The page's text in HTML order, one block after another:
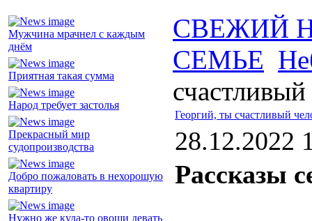
Мужчина мрачнел с каждым
днём
Приятная такая сумма
Народ требует застолья
Прекрасный мир
судопроизводства
Добро пожаловать в нехорошую
квартиру
Нужно же куда-то овощи девать
СВЕЖИЙ
СЕМЬЕ
Георгий, ты счастливый
28.12.2022
Рассказы